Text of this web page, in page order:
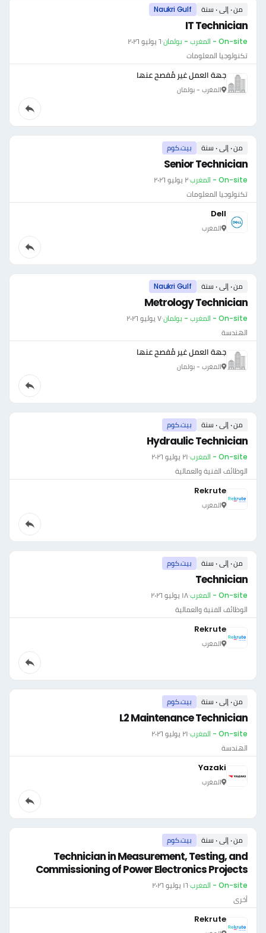
من ٠ إلى ٠ سنة Naukri Gulf
IT Technician
On-site - المغرب - بولمان ·٦ يوليو ٢٠٢٦
تكنولوجيا المعلومات
جهة العمل غير مُفصح عنها
المغرب - بولمان
من ٠ إلى ٠ سنة بيت.كوم
Senior Technician
On-site - المغرب ·٢ يوليو ٢٠٢٦
تكنولوجيا المعلومات
Dell
المغرب
من ٠ إلى ٠ سنة Naukri Gulf
Metrology Technician
On-site - المغرب - بولمان ·٧ يوليو ٢٠٢٦
الهندسة
جهة العمل غير مُفصح عنها
المغرب - بولمان
من ٠ إلى ٠ سنة بيت.كوم
Hydraulic Technician
On-site - المغرب ·٢١ يوليو ٢٠٢٦
الوظائف الفنية والعمالية
Rekrute
المغرب
من ٠ إلى ٠ سنة بيت.كوم
Technician
On-site - المغرب ·١٨ يوليو ٢٠٢٦
الوظائف الفنية والعمالية
Rekrute
المغرب
من ٠ إلى ٠ سنة بيت.كوم
L2 Maintenance Technician
On-site - المغرب ·٢١ يوليو ٢٠٢٦
الهندسة
Yazaki
المغرب
من ٠ إلى ٠ سنة بيت.كوم
Technician in Measurement, Testing, and
Commissioning of Power Electronics Projects
On-site - المغرب ·١٦ يوليو ٢٠٢٦
أخرى
Rekrute